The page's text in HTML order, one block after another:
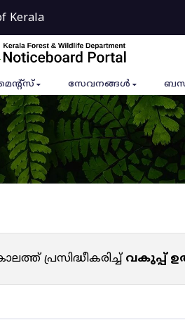
Kerala
സേവനങ്ങൾ
പ്രസിദ്ധീകരിച്ച്വകുപ്പ്